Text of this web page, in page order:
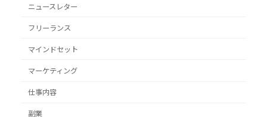
ニュースレター
フリーランス
マインドセット
マーケティング
仕事内容
副業